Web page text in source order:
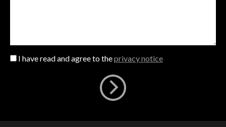
I have read and agree to theprivacy notice